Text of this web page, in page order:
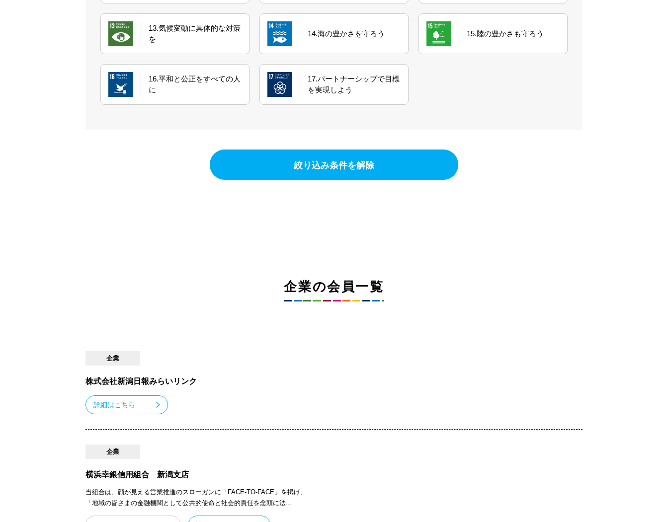
13.気候変動に具体的な対策
を
14.海の豊かさを守ろう 15.陸の豊かさも守ろう
16.平和と公正をすべての人
に
17.パートナーシップで目標
を実現しよう
絞り込み条件を解除
企業の会員一覧
企業
株式会社新潟日報みらいリンク
詳細はこちら
企業
横浜幸銀信用組合 新潟支店
当組合は、顔が見える営業推進のスローガンに「FACE-TO-FACE」を掲げ、
「地域の皆さまの金融機関として公共的使命と社会的責任を念頭に法...